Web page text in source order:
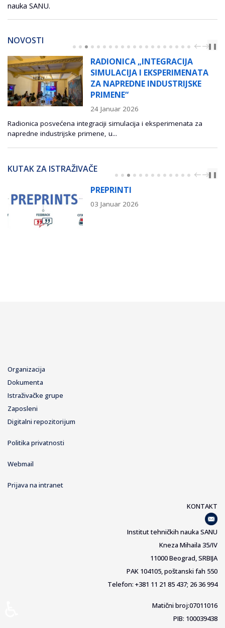
nauka SANU.
NOVOSTI
PREVNEXT
❚❚
RADIONICA „INTEGRACIJA
SIMULACIJA I EKSPERIMENATA
ZA NAPREDNE INDUSTRIJSKE
PRIMENE“
24 Januar 2026
Radionica posvećena integraciji simulacija i eksperimenata za
napredne industrijske primene, u...
KUTAK ZA ISTRAŽIVAČE
PREVNEXT
❚❚
PREPRINTI
03 Januar 2026
Organizacija
Dokumenta
Istraživačke grupe
Zaposleni
Digitalni repozitorijum
Politika privatnosti
Webmail
Prijava na intranet
KONTAKT
Institut tehničkih nauka SANU
Kneza Mihaila 35/IV
11000 Beograd, SRBIJA
PAK 104105, poštanski fah 550
Telefon: +381 11 21 85 437; 26 36 994
Matični broj:07011016
PIB: 100039438